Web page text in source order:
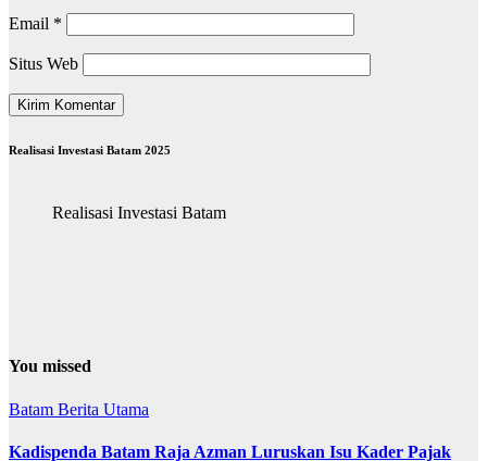
Email *
Situs Web
Realisasi Investasi Batam 2025
Realisasi Investasi Batam
You missed
Batam Berita Utama
Kadispenda Batam Raja Azman Luruskan Isu Kader Pajak